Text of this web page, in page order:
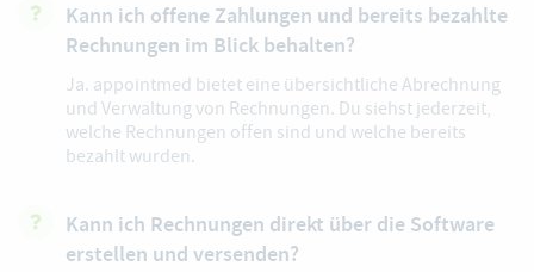
Kann ich offene Zahlungen und bereits bezahlte
Rechnungen im Blick behalten?
Ja. appointmed bietet eine übersichtliche Abrechnung
und Verwaltung von Rechnungen. Du siehst jederzeit,
welche Rechnungen offen sind und welche bereits
bezahlt wurden.
Kann ich Rechnungen direkt über die Software
erstellen und versenden?